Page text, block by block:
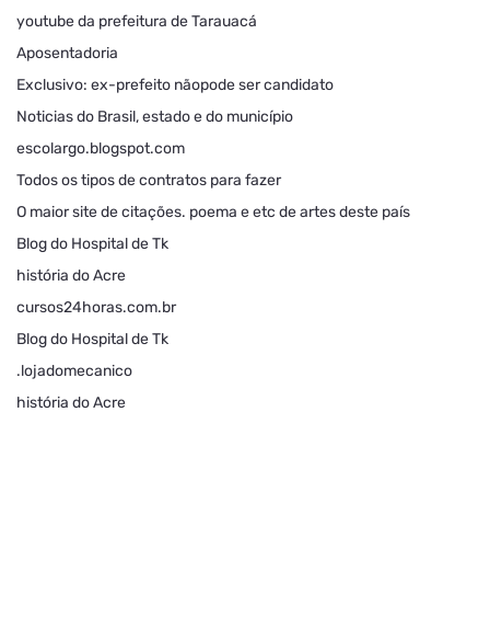
youtube da prefeitura de Tarauacá
Aposentadoria
Exclusivo: ex-prefeito nãopode ser candidato
Noticias do Brasil, estado e do município
escolargo.blogspot.com
Todos os tipos de contratos para fazer
O maior site de citações. poema e etc de artes deste país
Blog do Hospital de Tk
história do Acre
cursos24horas.com.br
Blog do Hospital de Tk
.lojadomecanico
história do Acre